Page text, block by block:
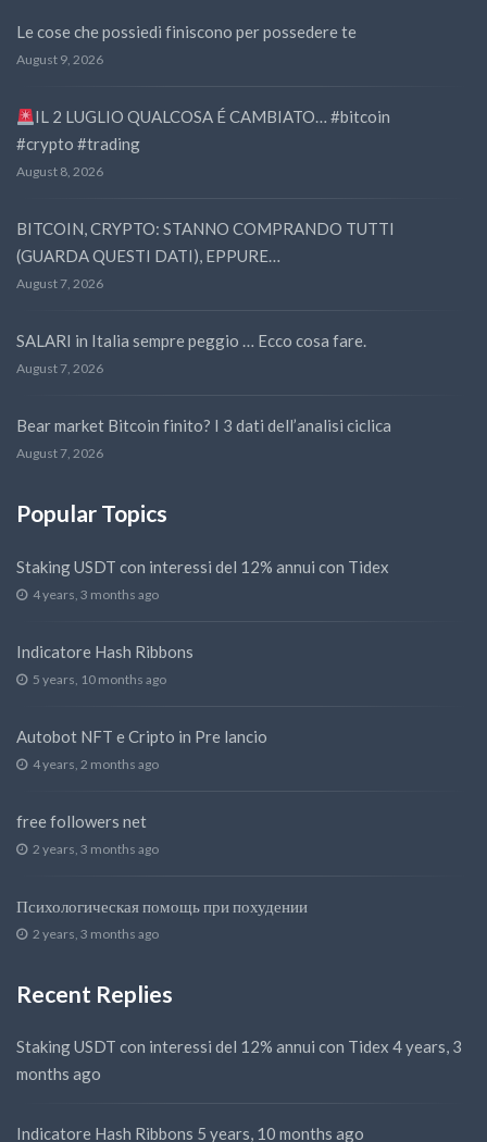
Le cose che possiedi finiscono per possedere te
August 9, 2026
IL 2 LUGLIO QUALCOSA É CAMBIATO… #bitcoin
#crypto #trading
August 8, 2026
BITCOIN, CRYPTO: STANNO COMPRANDO TUTTI
(GUARDA QUESTI DATI), EPPURE…
August 7, 2026
SALARI in Italia sempre peggio … Ecco cosa fare.
August 7, 2026
Bear market Bitcoin finito? I 3 dati dell’analisi ciclica
August 7, 2026
Popular Topics
Staking USDT con interessi del 12% annui con Tidex
4 years, 3 months ago
Indicatore Hash Ribbons
5 years, 10 months ago
Autobot NFT e Cripto in Pre lancio
4 years, 2 months ago
free followers net
2 years, 3 months ago
Психологическая помощь при похудении
2 years, 3 months ago
Recent Replies
Staking USDT con interessi del 12% annui con Tidex 4 years, 3
months ago
Indicatore Hash Ribbons 5 years, 10 months ago